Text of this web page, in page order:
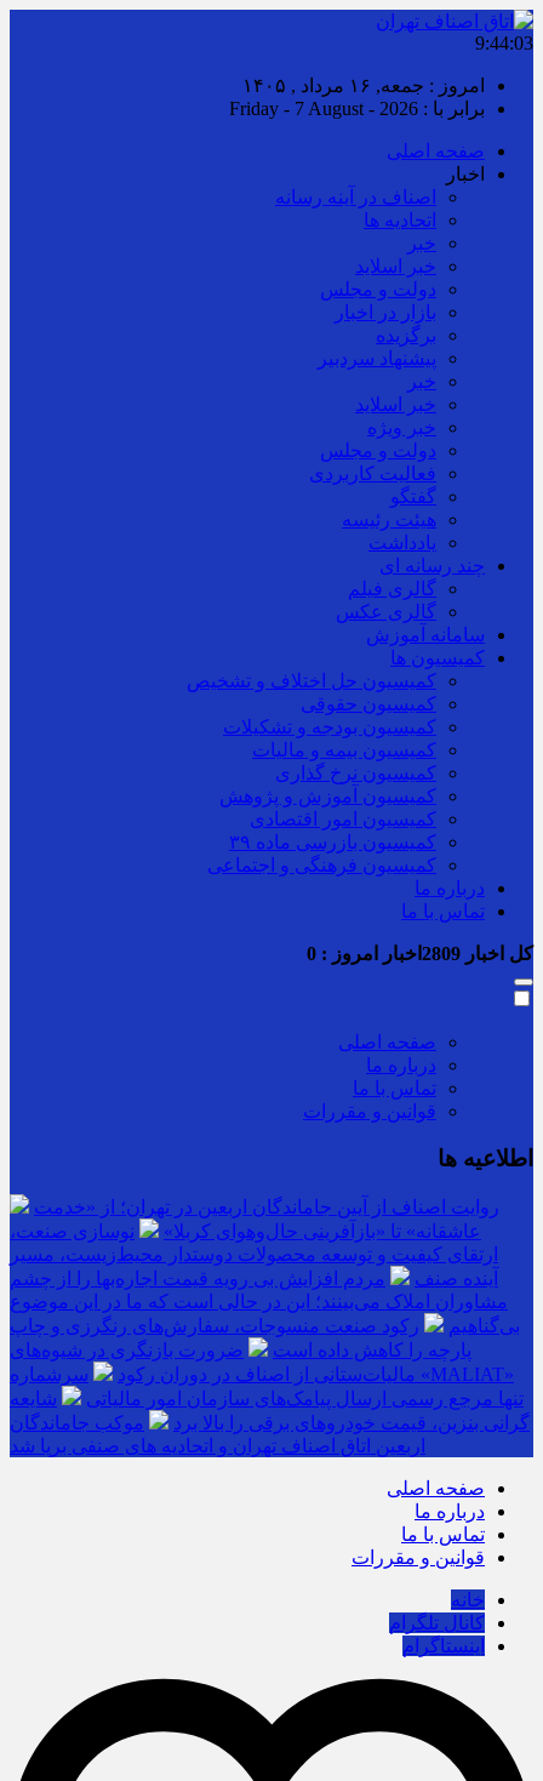
9:44:03
امروز : جمعه, ۱۶ مرداد , ۱۴۰۵
برابر با : Friday - 7 August - 2026
صفحه اصلی
اخبار
اصناف در آینه رسانه
اتحادیه ها
خبر
خبر اسلايد
دولت و مجلس
بازار در اخبار
برگزیده
پیشنهاد سردبیر
خبر
خبر اسلايد
خبر ویژه
دولت و مجلس
فعالیت کاربردی
گفتگو
هیئت رئیسه
یادداشت
چند رسانه ای
گالری فیلم
گالری عکس
سامانه آموزش
کمیسیون ها
کمیسیون حل اختلاف و تشخیص
کمیسیون حقوقی
کمیسیون بودجه و تشکیلات
کمیسیون بیمه و مالیات
کمیسیون نرخ گذاری
کمیسیون آموزش و پژوهش
کمیسیون امور اقتصادی
کمیسیون بازرسی ماده ۳۹
کمیسیون فرهنگی و اجتماعی
درباره ما
تماس با ما
کل اخبار اخبار امروز : 0
صفحه اصلی
درباره ما
تماس با ما
قوانین و مقررات
اطلاعیه ها
روایت اصناف از آیین جاماندگان اربعین در تهران؛ از «خدمت
عاشقانه» تا «بازآفرینی حال‌وهوای کربلا»
نوسازی صنعت،
ارتقای کیفیت و توسعه محصولات دوستدار محیط‌زیست، مسیر
آینده صنف
مردم افزایش بی رویه قیمت اجاره‌بها را از چشم
مشاوران املاک می‌بینند؛ این در حالی است که ما در این موضوع
بی‌گناهیم
رکود صنعت منسوجات، سفارش‌های رنگرزی و چاپ
پارچه را کاهش داده است
ضرورت بازنگری در شیوه‌های
مالیات‌ستانی از اصناف در دوران رکود
سرشماره «MALIAT»
تنها مرجع رسمی ارسال پیامک‌های سازمان امور مالیاتی
شایعه
گرانی بنزین، قیمت خودروهای برقی را بالا برد
موکب جاماندگان
اربعین اتاق اصناف تهران و اتحادیه های صنفی برپا شد
صفحه اصلی
درباره ما
تماس با ما
قوانین و مقررات
خانه
کانال تلگرام
اینستاگرام